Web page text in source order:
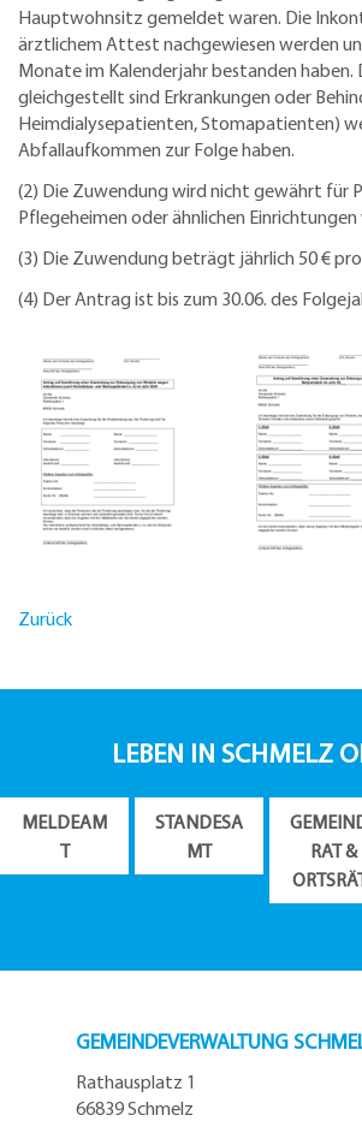
Hauptwohnsitz gemeldet waren. Die
ärztlichem Attest nachgewiesen werden
Monate im Kalenderjahr bestanden haben.
gleichgestellt sind Erkrankungen oder
Heimdialysepatienten, Stomapatienten)
Abfallaufkommen zur Folge haben.
(2) Die Zuwendung wird nicht gewährt für
Pflegeheimen oder ähnlichen Einrichtungen
(3) Die Zuwendung beträgt jährlich 50 €
(4) Der Antrag ist bis zum 30.06. des
Zurück
LEBEN IN SCHMELZ
MELDEAM
T
STANDESA
MT
RAT &
GEMEINDEVERWALTUNG
Rathausplatz 1
66839 Schmelz